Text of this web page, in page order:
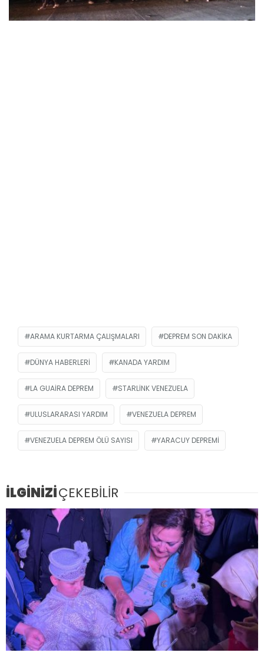
ARAMA KURTARMA ÇALIŞMALARI DEPREM SON DAKIKA
DÜNYA HABERLERI KANADA YARDIM
LA GUAIRA DEPREM STARLINK VENEZUELA
ULUSLARARASI YARDIM VENEZUELA DEPREM
VENEZUELA DEPREM ÖLÜ SAYISI YARACUY DEPREMI
İLGİNİZİÇEKEBİLİR